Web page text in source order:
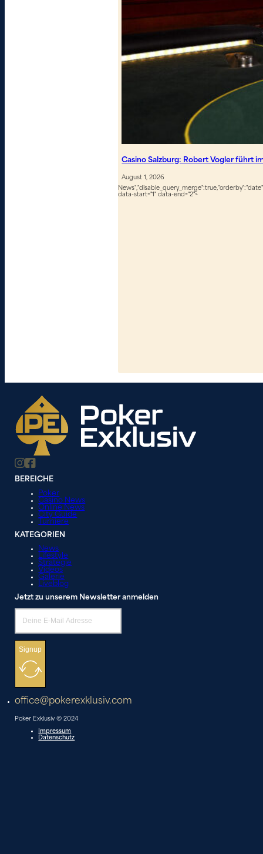
Casino Salzburg: Robert Vogler führt
August 1, 2026
data-start="1" data-end="2">
BEREICHE
Poker
Casino News
Online News
City Guide
Turniere
KATEGORIEN
News
Lifestyle
Strategie
Videos
Galerie
Liveblog
Jetzt zu unserem Newsletter anmelden
Signup
office@pokerexklusiv.com
Poker Exklusiv © 2024
Impressum
Datenschutz